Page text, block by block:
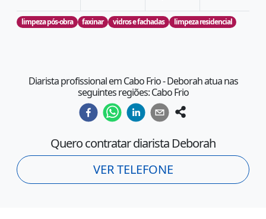
limpeza pós-obra faxinar vidros e fachadas limpeza residencial
Diarista profissional em Cabo Frio - Deborah atua nas
seguintes regiões: Cabo Frio
Quero contratar diarista Deborah
VER TELEFONE